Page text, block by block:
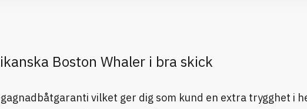
Boston Whaler i bra skick
vilket ger dig som kund en extra trygghet i